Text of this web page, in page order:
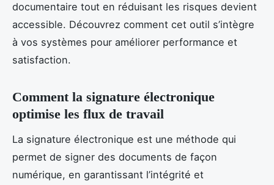
documentaire tout en réduisant les risques devient
accessible. Découvrez comment cet outil s’intègre
à vos systèmes pour améliorer performance et
satisfaction.
Comment la signature électronique
optimise les flux de travail
La signature électronique est une méthode qui
permet de signer des documents de façon
numérique, en garantissant l’intégrité et